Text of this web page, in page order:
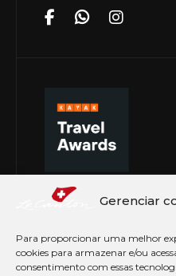
Gerenciar
Para proporcionar uma melhor
cookies para armazenar e/ou
consentimento com essas